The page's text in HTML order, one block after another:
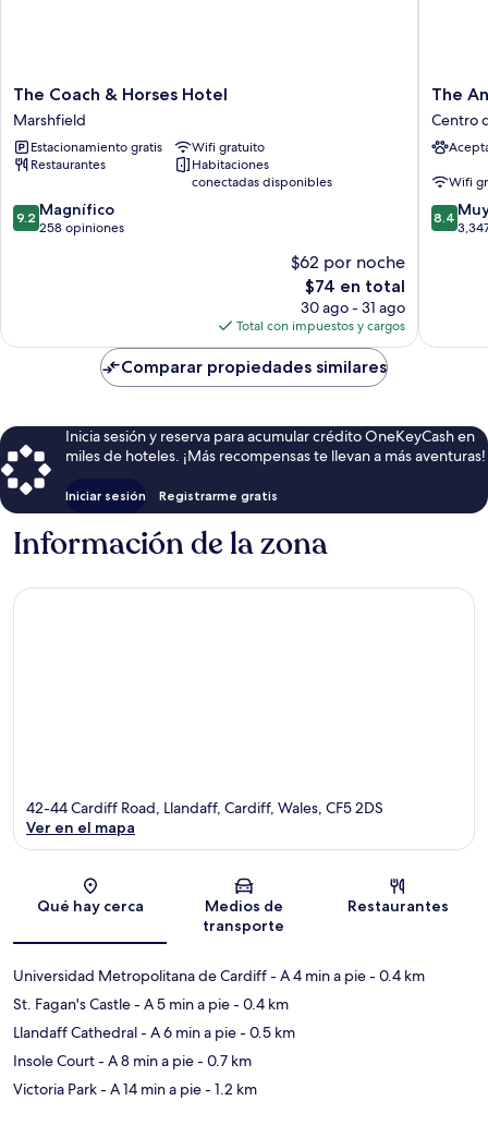
The
Coach
&
Horses
Hotel
The Coach & Horses Hotel
Marshfield
Estacionamiento gratis
Wifi gratuito
Restaurantes
Habitaciones
conectadas disponibles
9.2
de
9.2 Magnífico
258 opiniones
$62 por noche
El
precio
actual
es
de
$74
$74 en total
30 ago - 31 ago
Total con impuestos y cargos
The
Angel
Hotel
Centro
la
ciudad
de
The
Centro
Wifi
8.4
de
8.4
Comparar propiedades similares
Inicia sesión y reserva para acumular crédito OneKeyCash en
miles de hoteles. ¡Más recompensas te llevan a más aventuras!
Iniciar sesión Registrarme gratis
Información de la zona
Sección del mapa
42-44 Cardiff Road, Llandaff, Cardiff, Wales, CF5 2DS
Ver en el mapa
Qué hay cerca
Medios de
transporte
Restaurantes
Universidad Metropolitana de Cardiff- A 4 min a pie- 0.4 km
St. Fagan's Castle- A 5 min a pie- 0.4 km
Llandaff Cathedral- A 6 min a pie- 0.5 km
Insole Court- A 8 min a pie- 0.7 km
Victoria Park- A 14 min a pie- 1.2 km